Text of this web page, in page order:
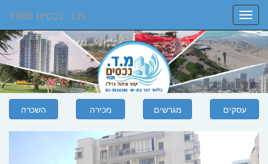
Toggle
navigation
מ.ד. נכסים 1989